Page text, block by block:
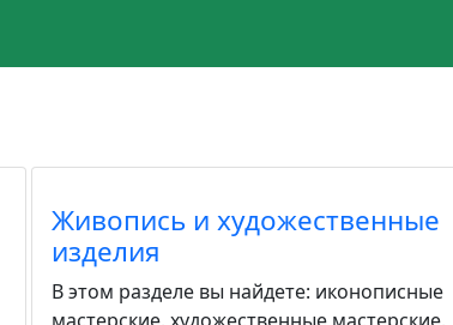
Живопись и художественные
изделия
В этом разделе вы найдете: иконописные